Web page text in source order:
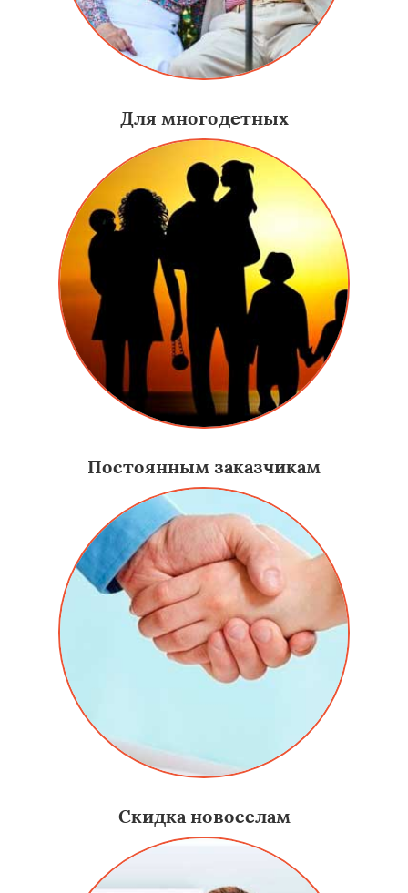
Для многодетных
Постоянным заказчикам
Скидка новоселам